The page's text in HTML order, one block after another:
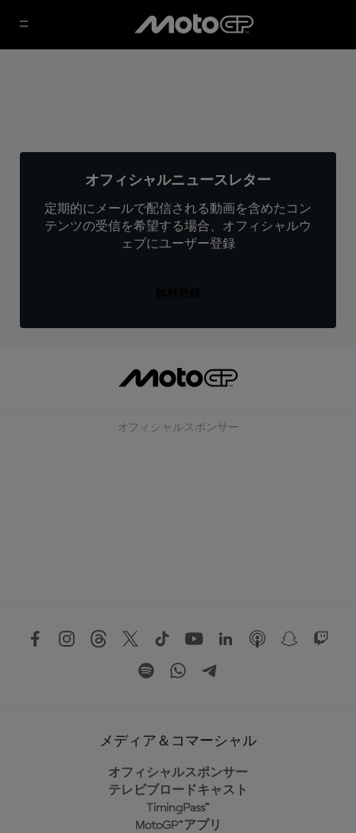
オフィシャルニュースレター
定期的にメールで配信される動画を含めたコン
テンツの受信を希望する場合、オフィシャルウ
ェブにユーザー登録
オフィシャルスポンサー
メディア＆コマーシャル
オフィシャルスポンサー
テレビブロードキャスト
TimingPass™
MotoGP™アプリ